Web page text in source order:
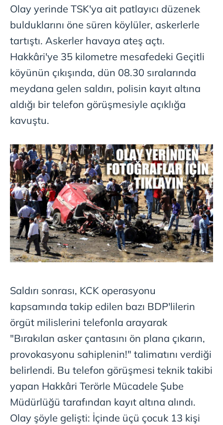
Olay yerinde TSK'ya ait patlayıcı düzenek
bulduklarını öne süren köylüler, askerlerle
tartıştı. Askerler havaya ateş açtı.
Hakkâri'ye 35 kilometre mesafedeki Geçitli
köyünün çıkışında, dün 08.30 sıralarında
meydana gelen saldırı, polisin kayıt altına
aldığı bir telefon görüşmesiyle açıklığa
kavuştu.
Saldırı sonrası, KCK operasyonu
kapsamında takip edilen bazı BDP'lilerin
örgüt milislerini telefonla arayarak
"Bırakılan asker çantasını ön plana çıkarın,
provokasyonu sahiplenin!" talimatını verdiği
belirlendi. Bu telefon görüşmesi teknik takibi
yapan Hakkâri Terörle Mücadele Şube
Müdürlüğü tarafından kayıt altına alındı.
Olay şöyle gelişti: İçinde üçü çocuk 13 kişi